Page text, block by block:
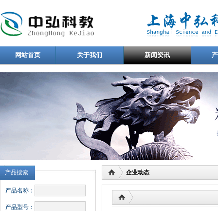
网站首页 关于我们 新闻资讯
产品搜索
产品名称：
产品型号：
企业动态